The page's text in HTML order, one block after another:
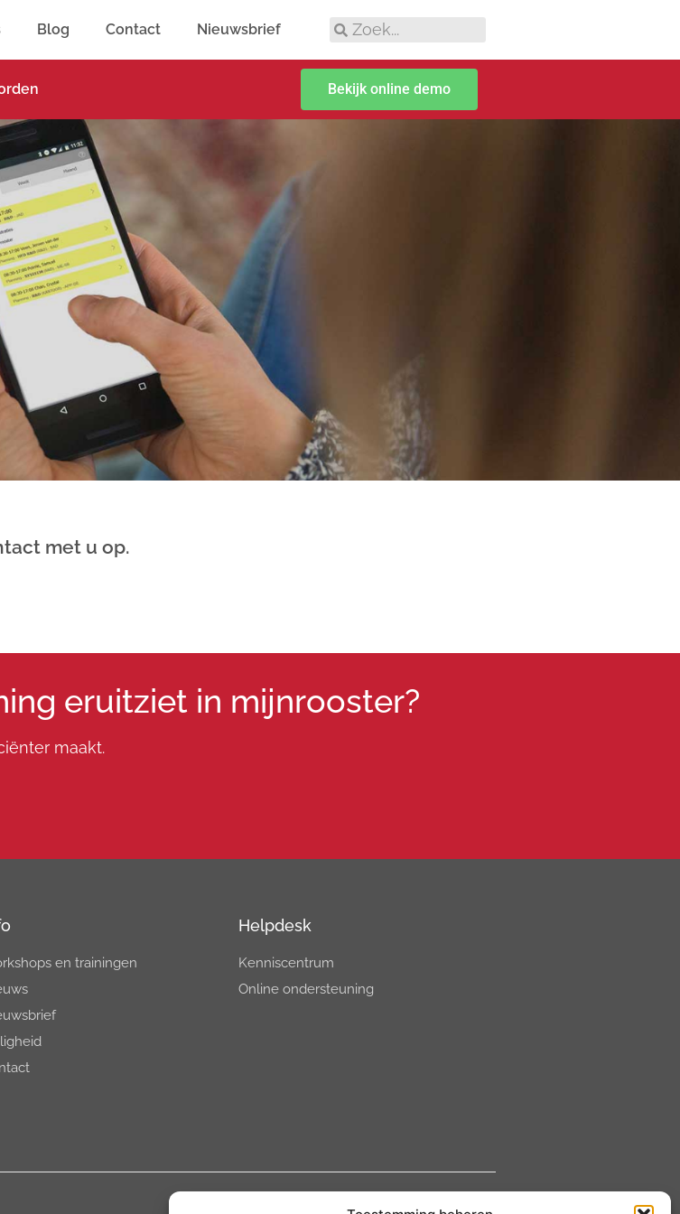
Blog Contact Nieuwsbrief
Bekijk online demo
uw
met u op.
eruitziet in mijnrooster?
maakt.
en trainingen
Helpdesk
Kenniscentrum
Online ondersteuning